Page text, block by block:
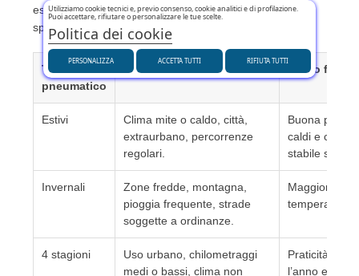
estivi e invernali dedicati restano una scelta più
specializzata.
Tipo
pneumatico
Ideale per Punto forte
Estivi
Clima mite o caldo, città,
extraurbano, percorrenze
regolari.
Buona
caldi e
stabile su
Invernali
Zone fredde, montagna,
pioggia frequente, strade
soggette a ordinanze.
Maggiore
temperature
4 stagioni
Uso urbano, chilometraggi
medi o bassi, clima non
Praticità
l’anno e
Utilizziamo cookie tecnici e, previo consenso, cookie analitici e di profilazione.
Puoi accettare, rifiutare o personalizzare le tue scelte.
Politica dei cookie
PERSONALIZZA RIFIUTA TUTTI
ACCETTA TUTTI